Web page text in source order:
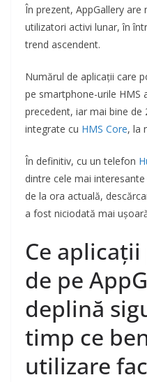
În prezent, AppGallery are
utilizatori activi lunar, în
trend ascendent.
Numărul de aplicații care
pe smartphone-urile HMS
precedent, iar mai bine
integrate cu HMS Core, la
În definitiv, cu un telefon
dintre cele mai
de la ora actuală,
a fost niciodată mai
Ce
de pe
deplină
timp ce
utilizare